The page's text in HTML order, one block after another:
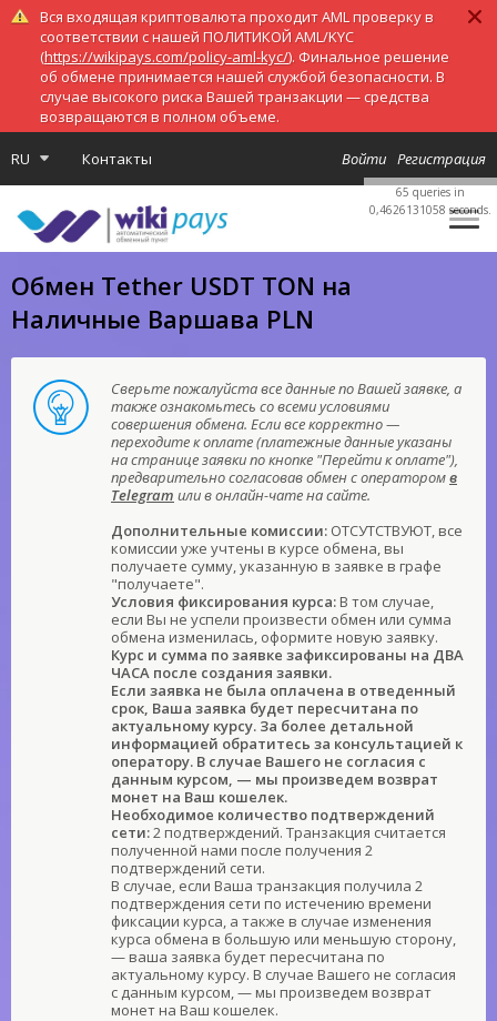
Вся входящая криптовалюта проходит AML проверку в
соответствии с нашей ПОЛИТИКОЙ AML/KYC
(https://wikipays.com/policy-aml-kyc/). Финальное решение
об обмене принимается нашей службой безопасности. В
случае высокого риска Вашей транзакции — средства
возвращаются в полном объеме.
RU Контакты Регистрация
Войти
Обмен Tether USDT TON на
Наличные Варшава PLN
Сверьте пожалуйста все данные по Вашей заявке, а
также ознакомьтесь со всеми условиями
совершения обмена. Если все корректно —
переходите к оплате (платежные данные указаны
на странице заявки по кнопке "Перейти к оплате"),
предварительно согласовав обмен с операторомв
Telegram или в онлайн-чате на сайте.
Дополнительные комиссии: ОТСУТСТВУЮТ, все
комиссии уже учтены в курсе обмена, вы
получаете сумму, указанную в заявке в графе
"получаете".
Условия фиксирования курса: В том случае,
если Вы не успели произвести обмен или сумма
обмена изменилась, оформите новую заявку.
Курс и сумма по заявке зафиксированы на ДВА
ЧАСА после создания заявки.
Если заявка не была оплачена в отведенный
срок, Ваша заявка будет пересчитана по
актуальному курсу. За более детальной
информацией обратитесь за консультацией к
оператору. В случае Вашего не согласия с
данным курсом, — мы произведем возврат
монет на Ваш кошелек.
Необходимое количество подтверждений
сети:2 подтверждений. Транзакция считается
полученной нами после получения 2
подтверждений сети.
В случае, если Ваша транзакция получила 2
подтверждения сети по истечению времени
фиксации курса, а также в случае изменения
курса обмена в большую или меньшую сторону,
— ваша заявка будет пересчитана по
актуальному курсу. В случае Вашего не согласия
с данным курсом, — мы произведем возврат
монет на Ваш кошелек.
65 queries in
0,4626131058 seconds.